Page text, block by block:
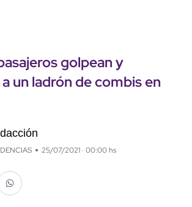
golpean y
un ladrón de combis en
25/07/2021 · 00:00 hs